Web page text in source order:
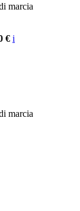
marcia
€ i
marcia